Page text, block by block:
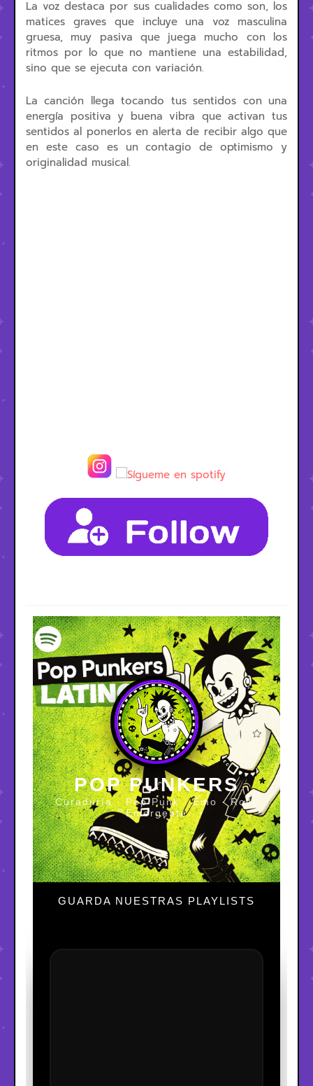
La voz destaca por sus cualidades como son, los
matices graves que incluye una voz masculina
gruesa, muy pasiva que juega mucho con los
ritmos por lo que no mantiene una estabilidad,
sino que se ejecuta con variación.
La canción llega tocando tus sentidos con una
energía positiva y buena vibra que activan tus
sentidos al ponerlos en alerta de recibir algo que
en este caso es un contagio de optimismo y
originalidad musical.
POP PUNKERS
Curaduría · Pop Punk · Emo · Rock
Emergente
GUARDA NUESTRAS PLAYLISTS